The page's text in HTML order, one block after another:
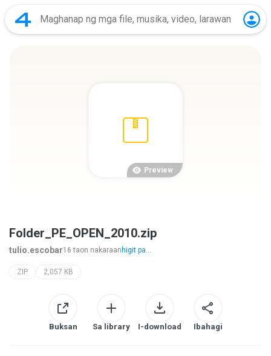
Preview
Folder_PE_OPEN_2010.zip
tulio.escobar16 taon nakaraan higit pa...
ZIP 2,057 KB
Buksan Sa library I-download Ibahagi